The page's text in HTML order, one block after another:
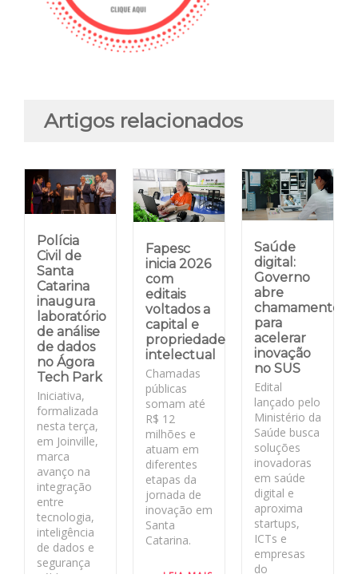
Artigos relacionados
Polícia
Civil de
Santa
Catarina
inaugura
laboratório
de análise
de dados
no Ágora
Tech Park
Iniciativa,
formalizada
nesta terça,
em Joinville,
marca
avanço na
integração
entre
tecnologia,
inteligência
de dados e
segurança
pública no
Fapesc
inicia 2026
com
editais
voltados a
capital e
propriedade
intelectual
Chamadas
públicas
somam até
R$ 12
milhões e
atuam em
diferentes
etapas da
jornada de
inovação em
Santa
Catarina.
LEIA MAIS
Saúde
digital:
Governo
abre
chamamento
para
acelerar
inovação
no SUS
Edital
lançado pelo
Ministério da
Saúde busca
soluções
inovadoras
em saúde
digital e
aproxima
startups,
ICTs e
empresas
do